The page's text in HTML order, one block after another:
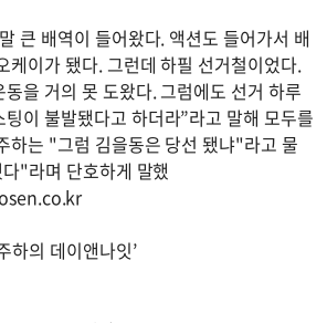
큰 배역이 들어왔다. 액션도 들어가서 배
케이가 됐다. 그런데 하필 선거철이었다.
을 거의 못 도왔다. 그럼에도 선거 하루
이 불발됐다고 하더라”라고 말해 모두를
하는 "그럼 김을동은 당선 됐냐"라고 물
"라며 단호하게 말했
하의 데이앤나잇’